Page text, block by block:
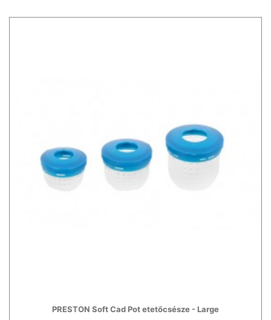
PRESTON Soft Cad Pot etetőcsésze - Large